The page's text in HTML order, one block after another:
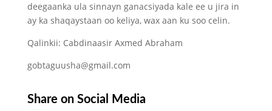
deegaanka ula sinnayn ganacsiyada kale ee u jira in
ay ka shaqaystaan oo keliya, wax aan ku soo celin.
Qalinkii: Cabdinaasir Axmed Abraham
gobtaguusha@gmail.com
Share on Social Media